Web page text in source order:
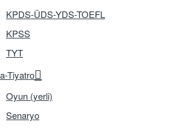
KPDS-ÜDS-YDS-TOEFL
KPSS
TYT
Tiyatro
Oyun (yerli)
Senaryo